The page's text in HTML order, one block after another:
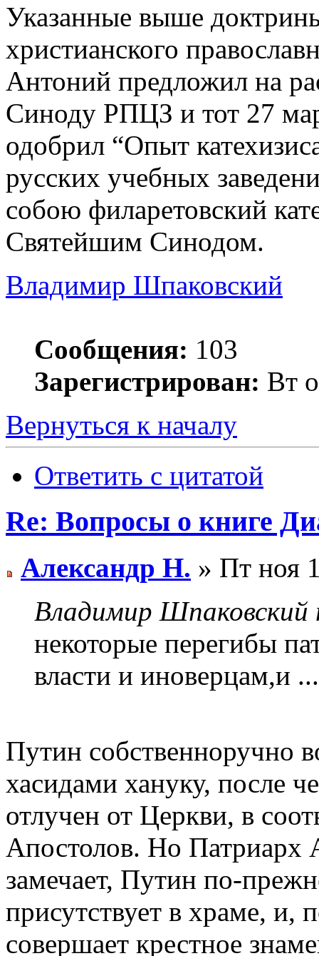
Указанные выше
христианского
Антоний предложил на
Синоду РПЦЗ и тот 27
одобрил “Опыт
русских учебных
собою филаретовский
Святейшим Синодом.
Владимир Шпаковский
Сообщения: 103
Зарегистрирован: Вт
Вернуться к началу
Ответить с цитатой
Re: Вопросы о книге
Александр Н. » Пт ноя
Владимир Шпаковский
некоторые перегибы
власти и иноверцам,и ...
Путин собственноручно
хасидами хануку, после
отлучен от Церкви, в
Апостолов. Но Патриарх
замечает, Путин по-
присутствует в храме, и,
совершает крестное